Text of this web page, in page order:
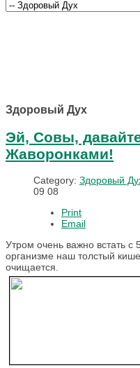
Здоровый Дух
Эй, Совы,
Жаворонками!
Category: Здоровый
09 08
Print
Email
Утром очень важно встать с
организме наш толстый
очищается.